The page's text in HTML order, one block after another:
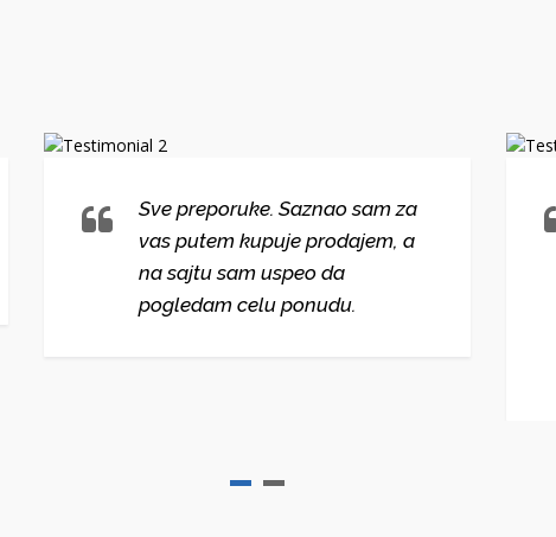
Sve preporuke. Saznao sam za
vas putem kupuje prodajem, a
na sajtu sam uspeo da
pogledam celu ponudu.